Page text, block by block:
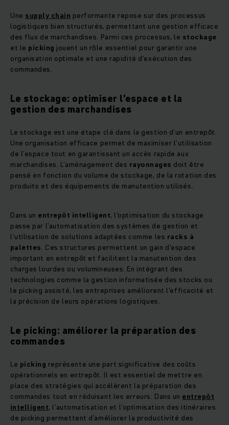
Une supply chain performante repose sur des processus
logistiques bien structurés, permettant une gestion efficace
des flux de marchandises. Parmi ces processus, le stockage
et le picking jouent un rôle essentiel pour garantir une
organisation optimale et une rapidité d’exécution des
commandes.
Le stockage: optimiser l’espace et la
gestion des marchandises
Le stockage est une étape clé dans la gestion d’un entrepôt.
Une organisation efficace permet de maximiser l’utilisation
de l’espace tout en garantissant un accès rapide aux
marchandises. L’aménagement des rayonnages doit être
pensé en fonction du volume de stockage, de la rotation des
produits et des équipements de manutention utilisés.
Dans un entrepôt intelligent, l’optimisation du stockage
passe par l’automatisation des systèmes de gestion et
l’utilisation de solutions adaptées comme les racks à
palettes. Ces structures permettent un gain d’espace
important en entrepôt et facilitent la manutention des
charges lourdes ou volumineuses. En intégrant des
technologies comme la gestion informatisée des stocks ou
le picking assisté, les entreprises améliorent l’efficacité et
la précision de leurs opérations logistiques.
Le picking: améliorer la préparation des
commandes
Le picking représente une part significative des coûts
opérationnels en entrepôt. Il est essentiel de mettre en
place des stratégies qui accélèrent la préparation des
commandes tout en réduisant les erreurs. Dans un entrepôt
intelligent, l’automatisation et l’optimisation des itinéraires
de picking permettent d’améliorer la productivité des